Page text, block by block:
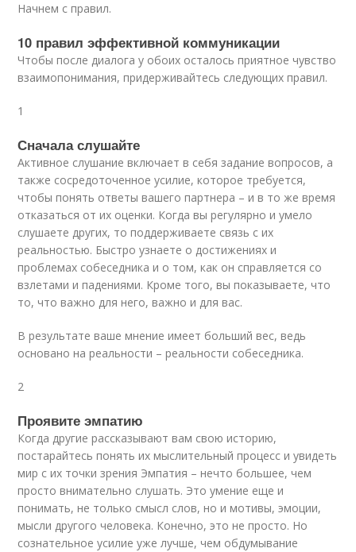
Начнем с правил.
10 правил эффективной коммуникации
Чтобы после диалога у обоих осталось приятное чувство
взаимопонимания, придерживайтесь следующих правил.
1
Сначала слушайте
Активное слушание включает в себя задание вопросов, а
также сосредоточенное усилие, которое требуется,
чтобы понять ответы вашего партнера – и в то же время
отказаться от их оценки. Когда вы регулярно и умело
слушаете других, то поддерживаете связь с их
реальностью. Быстро узнаете о достижениях и
проблемах собеседника и о том, как он справляется со
взлетами и падениями. Кроме того, вы показываете, что
то, что важно для него, важно и для вас.
В результате ваше мнение имеет больший вес, ведь
основано на реальности – реальности собеседника.
2
Проявите эмпатию
Когда другие рассказывают вам свою историю,
постарайтесь понять их мыслительный процесс и увидеть
мир с их точки зрения Эмпатия – нечто большее, чем
просто внимательно слушать. Это умение еще и
понимать, не только смысл слов, но и мотивы, эмоции,
мысли другого человека. Конечно, это не просто. Но
сознательное усилие уже лучше, чем обдумывание